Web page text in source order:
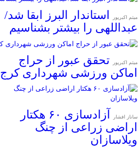
میثم اکبرپور
استاندار البرز ابقا شد/
عبداللهی را بیشتر بشناسیم
میثم اکبرپور
تحقق عبور از حراج
اماکن ورزشی شهرداری کرج
ساناز افشار
آزادسازی ۶۰ هکتار
اراضی زراعی از چنگ
ویلاسازان